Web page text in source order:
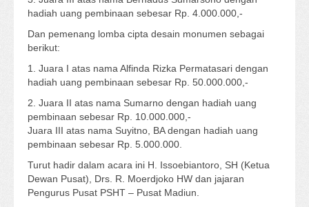
hadiah uang pembinaan sebesar Rp. 4.000.000,-
Dan pemenang lomba cipta desain monumen sebagai
berikut:
1. Juara I atas nama Alfinda Rizka Permatasari dengan
hadiah uang pembinaan sebesar Rp. 50.000.000,-
2. Juara II atas nama Sumarno dengan hadiah uang
pembinaan sebesar Rp. 10.000.000,-
Juara III atas nama Suyitno, BA dengan hadiah uang
pembinaan sebesar Rp. 5.000.000.
Turut hadir dalam acara ini H. Issoebiantoro, SH (Ketua
Dewan Pusat), Drs. R. Moerdjoko HW dan jajaran
Pengurus Pusat PSHT – Pusat Madiun.